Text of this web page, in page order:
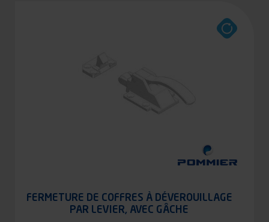
FERMETURE DE COFFRES À DÉVEROUILLAGE
PAR LEVIER, AVEC GÂCHE